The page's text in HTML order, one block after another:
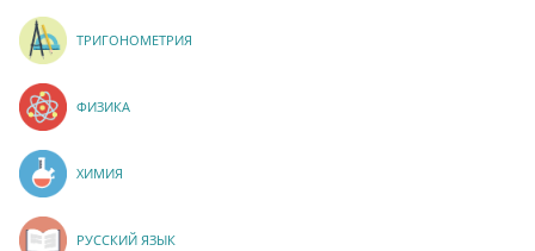
ТРИГОНОМЕТРИЯ
ФИЗИКА
ХИМИЯ
РУССКИЙ ЯЗЫК